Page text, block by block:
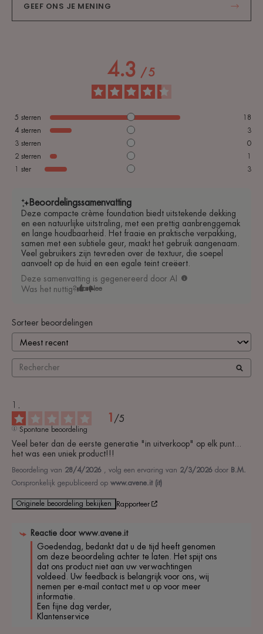
GEEF ONS JE MENING
4.3 /5
5 sterren
18
4 sterren
3
3 sterren
0
2 sterren
1
1 ster 3
Beoordelingssamenvatting
Deze compacte crème foundation biedt uitstekende dekking
en een natuurlijke uitstraling, met een prettig aanbrenggemak
en lange houdbaarheid. Het fraaie en praktische verpakking,
samen met een subtiele geur, maakt het gebruik aangenaam.
Veel gebruikers zijn tevreden over de textuur, die soepel
aanvoelt op de huid en een egale teint creëert.
Deze samenvatting is gegenereerd door AI
Was het nuttig? Ja Nee
Sorteer beoordelingen
1 /5
Spontane beoordeling
Veel beter dan de eerste generatie "in uitverkoop" op elk punt...
het was een uniek product!!!
Beoordeling van 28/4/2026 , volg een ervaring van 2/3/2026 door B.M.
Oorspronkelijk gepubliceerd op www.avene.it (it)
Originele beoordeling bekijken Rapporteer
Reactie door www.avene.it
Goedendag, bedankt dat u de tijd heeft genomen
om deze beoordeling achter te laten. Het spijt ons
dat ons product niet aan uw verwachtingen
voldeed. Uw feedback is belangrijk voor ons, wij
nemen per e-mail contact met u op voor meer
informatie.
Een fijne dag verder,
Klantenservice